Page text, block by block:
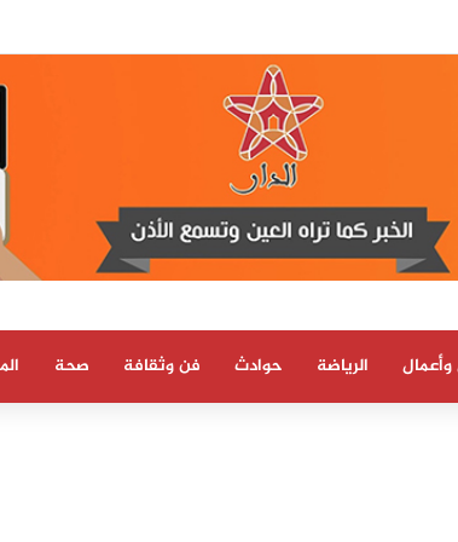
يحصل على شهادة الاعتماد والمطابقة والجودة بالمعيار الدولي
وأعمال الرياضة حوادث فن وثقافة صحة